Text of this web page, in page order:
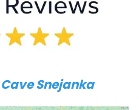
Cave Snejanka